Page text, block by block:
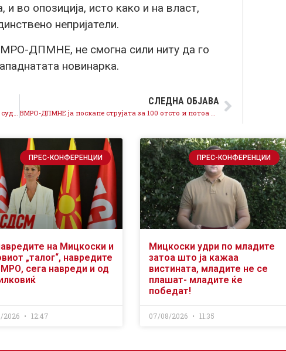
и во опозиција, исто како и на власт,
непријатели.
ДПМНЕ, не смогна сили ниту да го
новинарка.
Правда достапна за сите, следува намалување на судските такси за физичките лица
СЛЕДНА ОБЈАВА
ВМРО-ДПМНЕ ја поскапе струјата за 100 отсто и потоа се финансирала со пари од поскапувањето, стравот од правда во белиот дворец е огромен
ПРЕС-КОНФЕРЕНЦИИ
на Мицкоски и
„талог“, навредите
сега навреди и од
2026 12:47
ПРЕС-КОНФЕРЕНЦИИ
Мицкоски удри по младите
затоа што ја кажаа
вистината, младите не се
плашат- младите ќе
победат!
07/08/2026 11:35